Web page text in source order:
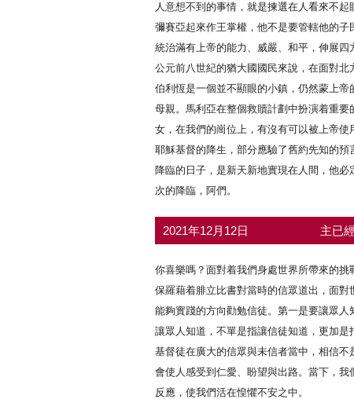
人意想不到的事情，就是揀選在人看來不
彌賽亞起來作王掌權，他不是要管轄他的
統治滿有上帝的能力、威嚴、和平，伸展
公元前八世紀的猶大國國民來說，在面對北
伯利恆是一個並不顯眼的小鎮，仍然蒙上
母親。馬利亞在整個救贖計劃中扮演着重
女，在我們的崗位上，有沒有可以被上帝
耶穌基督的降生，部分應驗了舊約先知的
降臨的日子，是新天新地實現在人間，他
次的降臨，阿們。
2021年12月12日 主已
你喜樂嗎？面對着我們身處世界所帶來的挑
保羅藉着腓立比書對當時的信眾道出，面
能夠實踐的方向勸勉信徒。第一是要讓眾人
讓眾人知道，不單是指讓信徒知道，更加
基督徒在廣大的信眾與未信者當中，相信
會使人感受到仁愛、盼望與出路。當下，
反應，使我們活在惶懼不安之中。